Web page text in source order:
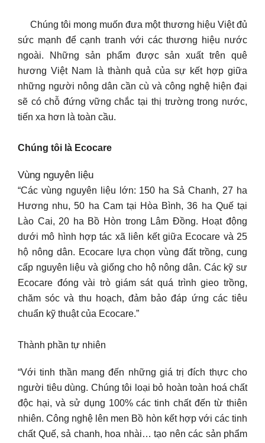
Chúng tôi mong muốn đưa một thương hiệu Việt đủ
sức mạnh để cạnh tranh với các thương hiệu nước
ngoài. Những sản phẩm được sản xuất trên quê
hương Việt Nam là thành quả của sự kết hợp giữa
những người nông dân cần cù và công nghệ hiện đại
sẽ có chỗ đứng vững chắc tại thị trường trong nước,
tiến xa hơn là toàn cầu.
Chúng tôi là Ecocare
Vùng nguyên liệu
“Các vùng nguyên liệu lớn: 150 ha Sả Chanh, 27 ha
Hương nhu, 50 ha Cam tại Hòa Bình, 36 ha Quế tại
Lào Cai, 20 ha Bồ Hòn trong Lâm Đồng. Hoạt động
dưới mô hình hợp tác xã liên kết giữa Ecocare và 25
hộ nông dân. Ecocare lựa chọn vùng đất trồng, cung
cấp nguyên liệu và giống cho hộ nông dân. Các kỹ sư
Ecocare đóng vài trò giám sát quá trình gieo trồng,
chăm sóc và thu hoạch, đảm bảo đáp ứng các tiêu
chuẩn kỹ thuật của Ecocare.”
Thành phần tự nhiên
“Với tinh thần mang đến những giá trị đích thực cho
người tiêu dùng. Chúng tôi loại bỏ hoàn toàn hoá chất
độc hại, và sử dụng 100% các tinh chất đến từ thiên
nhiên. Công nghệ lên men Bồ hòn kết hợp với các tinh
chất Quế, sả chanh, hoa nhài… tạo nên các sản phẩm